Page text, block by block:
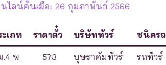
ไลน์ค้นเมื่อ: 26 กุมภาพันธ์ 2566
ะเภท ราคาตั๋ว บริษัททัวร์ ชนิดรถ
.4 พ 573 บุษราคัมทัวร์ รถทัวร์